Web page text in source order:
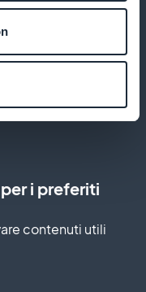
di base o sulla
i preferiti
contenuti utili